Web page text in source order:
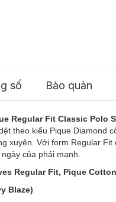
số Bảo quản
Regular Fit Classic Polo
theo kiểu Pique Diamond
xuyên. Với form Regular
của phái mạnh.
Regular Fit, Pique
Blaze)